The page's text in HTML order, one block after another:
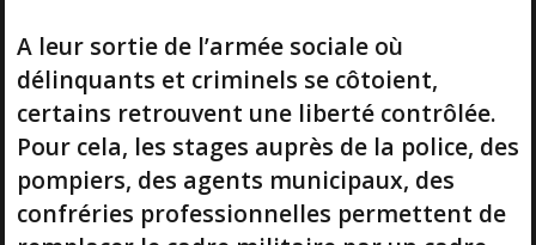
A leur sortie de l’armée sociale où
délinquants et criminels se côtoient,
certains retrouvent une liberté contrôlée.
Pour cela, les stages auprès de la police, des
pompiers, des agents municipaux, des
confréries professionnelles permettent de